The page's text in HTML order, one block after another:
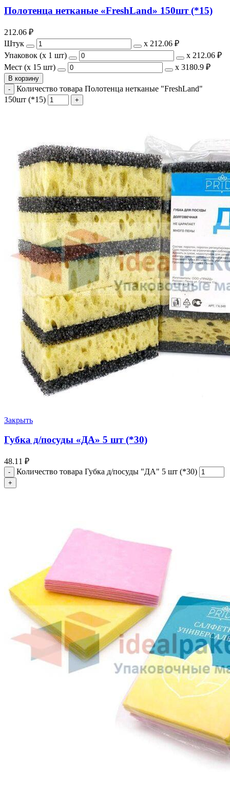
Полотенца нетканые «FreshLand» 150шт (*15)
212.06 ₽
Штук
х 212.06 ₽
Упаковок (x 1 шт)
х 212.06 ₽
Мест (x 15 шт)
х 3180.9 ₽
В корзину
Количество товара Полотенца нетканые "FreshLand"
150шт (*15)
Закрыть
Губка д/посуды «ДА» 5 шт (*30)
48.11 ₽
Количество товара Губка д/посуды "ДА" 5 шт (*30)